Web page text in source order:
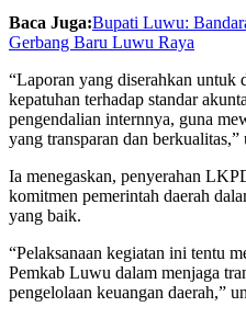
Baca Juga:Bupati Luwu:
Gerbang Baru Luwu Raya
“Laporan yang diserahkan untuk
kepatuhan terhadap standar
pengendalian internnya, guna
yang transparan dan berkualitas,”
Ia menegaskan, penyerahan
komitmen pemerintah daerah
yang baik.
“Pelaksanaan kegiatan ini tentu
Pemkab Luwu dalam menjaga
pengelolaan keuangan daerah,”